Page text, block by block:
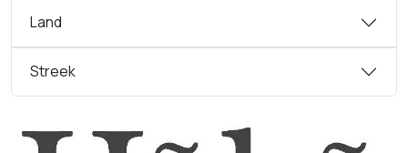
Land
Streek